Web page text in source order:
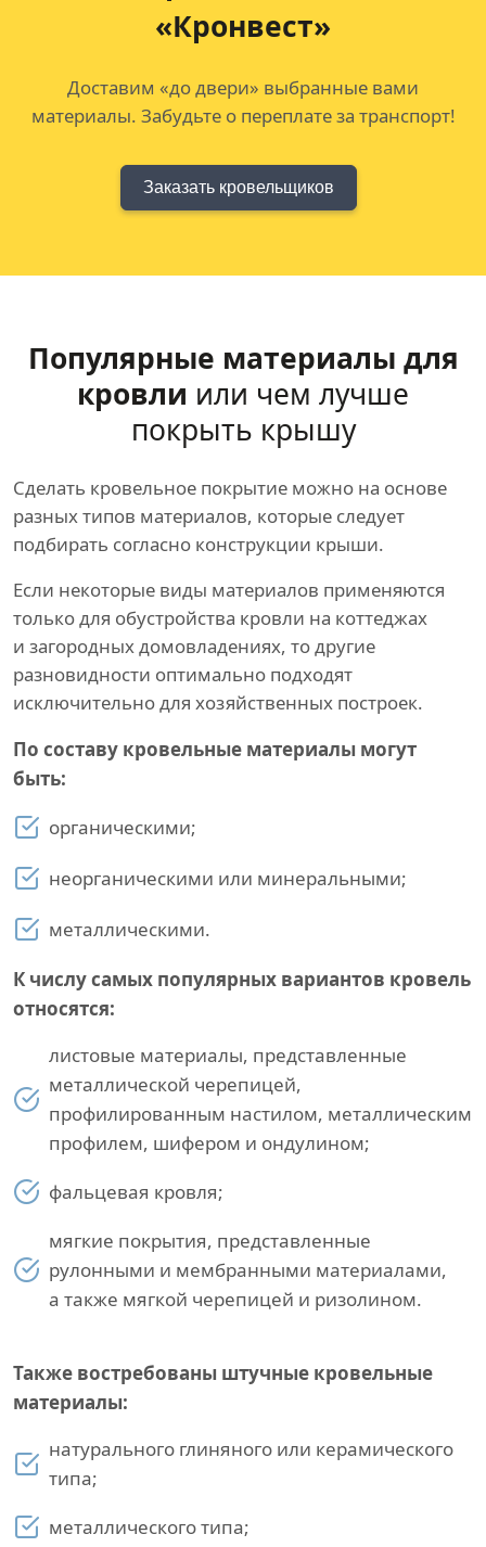
«Кронвест»
Доставим «до двери» выбранные вами
материалы. Забудьте о переплате за транспорт!
Заказать кровельщиков
Популярные материалы для
кровли или чем лучше
покрыть крышу
Сделать кровельное покрытие можно на основе
разных типов материалов, которые следует
подбирать согласно конструкции крыши.
Если некоторые виды материалов применяются
только для обустройства кровли на коттеджах
и загородных домовладениях, то другие
разновидности оптимально подходят
исключительно для хозяйственных построек.
По составу кровельные материалы могут
быть:
органическими;
неорганическими или минеральными;
металлическими.
К числу самых популярных вариантов кровель
относятся:
листовые материалы, представленные
металлической черепицей,
профилированным настилом, металлическим
профилем, шифером и ондулином;
фальцевая кровля;
мягкие покрытия, представленные
рулонными и мембранными материалами,
а также мягкой черепицей и ризолином.
Также востребованы штучные кровельные
материалы:
натурального глиняного или керамического
типа;
металлического типа;